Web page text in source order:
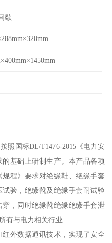
歇
照国标DL/T1476-2015《电力安
基础上研制生产。本产品各项
程》要求对绝缘鞋、绝缘手套
验，绝缘靴及绝缘手套耐试验
，同时绝缘靴绝缘绝缘手套泄
有与电力相关行业.
外数据通讯技术，实现了安全